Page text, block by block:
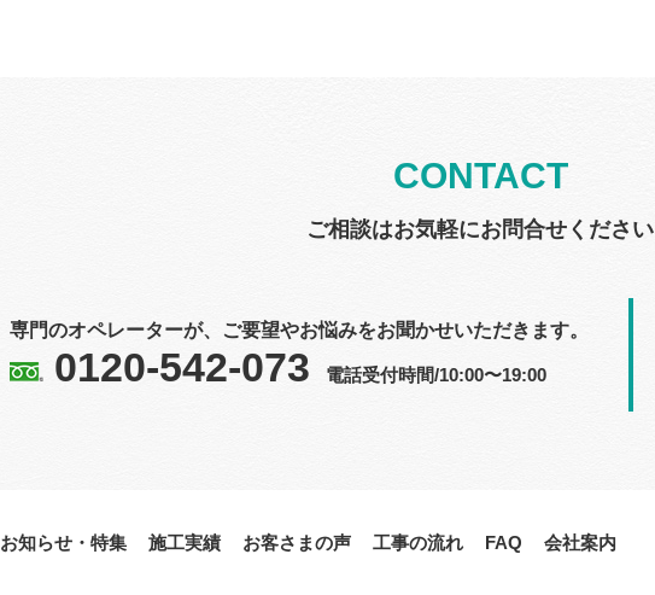
CONTACT
ご相談はお気軽にお問合せください
専門のオペレーターが、ご要望やお悩みをお聞かせいただきます。
0120-542-073 電話受付時間/10:00〜19:00
お知らせ・特集 施工実績 お客さまの声 工事の流れ FAQ 会社案内